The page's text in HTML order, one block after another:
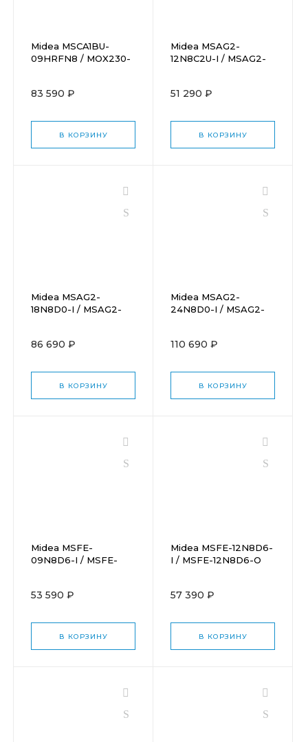
Midea MSCA1BU-
09HRFN8 / MOX230-
83 590 ₽
В КОРЗИНУ
Midea MSAG2-
12N8C2U-I / MSAG2-
51 290 ₽
В КОРЗИНУ
Midea MSAG2-
18N8D0-I / MSAG2-
86 690 ₽
В КОРЗИНУ
Midea MSAG2-
24N8D0-I / MSAG2-
110 690 ₽
В КОРЗИНУ
Midea MSFE-
09N8D6-I / MSFE-
53 590 ₽
В КОРЗИНУ
Midea MSFE-12N8D6-
I / MSFE-12N8D6-O
57 390 ₽
В КОРЗИНУ